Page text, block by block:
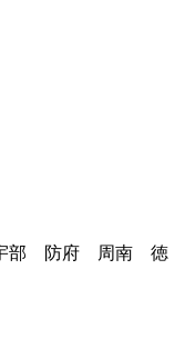
部 防府 周南 徳